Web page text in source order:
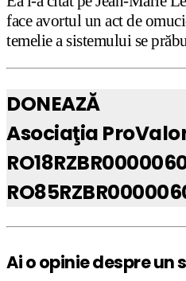
face avortul un act de
temelie a sistemului se
DONEAZĂ
Asociaţia
Ai o opinie despre